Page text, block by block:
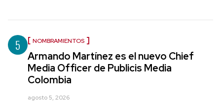
5 NOMBRAMIENTOS
Armando Martínez es el nuevo Chief
Media Officer de Publicis Media
Colombia
agosto 5, 2026